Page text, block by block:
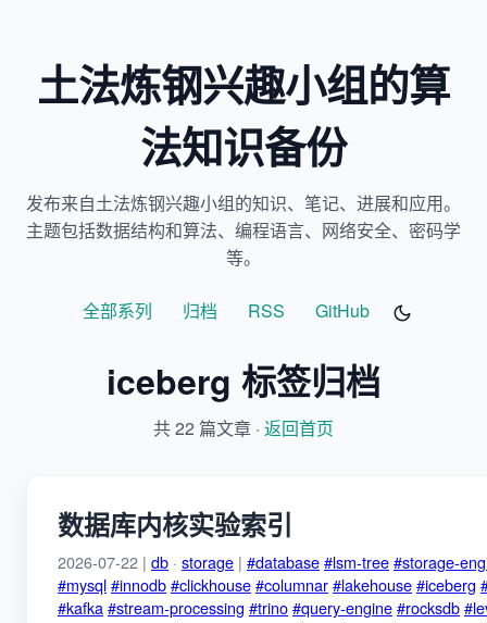
土法炼钢兴趣小组的算
法知识备份
发布来自土法炼钢兴趣小组的知识、笔记、进展和应用。
主题包括数据结构和算法、编程语言、网络安全、密码学
等。
全部系列 归档 RSS GitHub
iceberg 标签归档
共 22 篇文章 · 返回首页
数据库内核实验索引
2026-07-22 | db · storage | #database#lsm-tree#storage-
#mysql#innodb#clickhouse#columnar#lakehouse#iceberg
#kafka#stream-processing #trino#query-engine#rocksdb